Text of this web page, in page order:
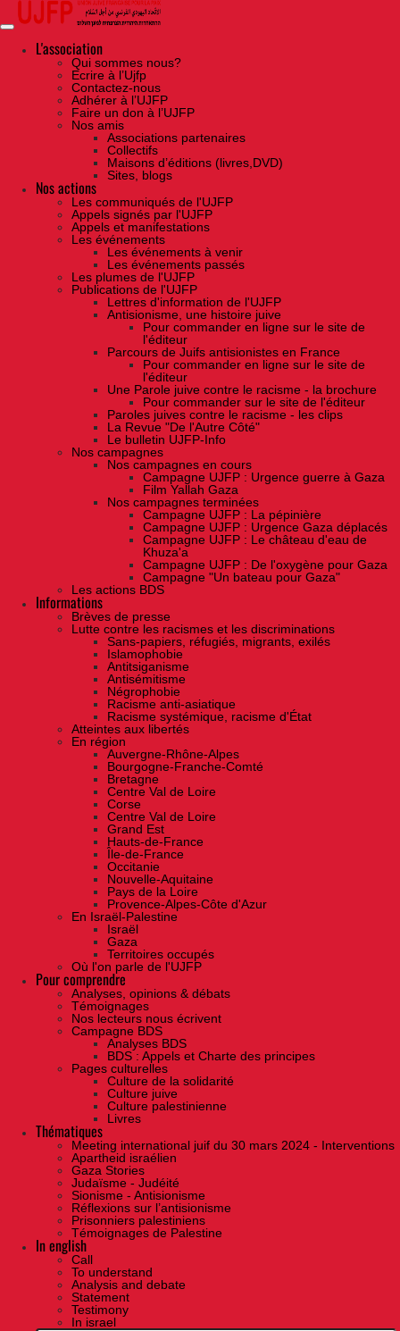
Skip
the
contentL'association
Qui sommes nous?
Ecrire à l’Ujfp
Contactez-nous
Adhérer à l’UJFP
Faire un don à l’UJFP
Nos amis
Associations partenaires
Collectifs
Maisons d’éditions (livres,DVD)
Sites, blogs
Nos actions
Les communiqués de l'UJFP
Appels signés par l'UJFP
Appels et manifestations
Les événements
Les événements à venir
Les événements passés
Les plumes de l'UJFP
Publications de l'UJFP
Lettres d'information de l'UJFP
Antisionisme, une histoire juive
Pour commander en ligne sur le site de
l'éditeur
Parcours de Juifs antisionistes en France
Pour commander en ligne sur le site de
l'éditeur
Une Parole juive contre le racisme - la brochure
Pour commander sur le site de l'éditeur
Paroles juives contre le racisme - les clips
La Revue "De l'Autre Côté"
Le bulletin UJFP-Info
Nos campagnes
Nos campagnes en cours
Campagne UJFP : Urgence guerre à Gaza
Film Yallah Gaza
Nos campagnes terminées
Campagne UJFP : La pépinière
Campagne UJFP : Urgence Gaza déplacés
Campagne UJFP : Le château d'eau de
Khuza'a
Campagne UJFP : De l'oxygène pour Gaza
Campagne "Un bateau pour Gaza"
Les actions BDS
Informations
Brèves de presse
Lutte contre les racismes et les discriminations
Sans-papiers, réfugiés, migrants, exilés
Islamophobie
Antitsiganisme
Antisémitisme
Négrophobie
Racisme anti-asiatique
Racisme systémique, racisme d'État
Atteintes aux libertés
En région
Auvergne-Rhône-Alpes
Bourgogne-Franche-Comté
Bretagne
Centre Val de Loire
Corse
Centre Val de Loire
Grand Est
Hauts-de-France
Île-de-France
Occitanie
Nouvelle-Aquitaine
Pays de la Loire
Provence-Alpes-Côte d'Azur
En Israël-Palestine
Israël
Gaza
Territoires occupés
Où l'on parle de l'UJFP
Pour comprendre
Analyses, opinions & débats
Témoignages
Nos lecteurs nous écrivent
Campagne BDS
Analyses BDS
BDS : Appels et Charte des principes
Pages culturelles
Culture de la solidarité
Culture juive
Culture palestinienne
Livres
Thématiques
Meeting international juif du 30 mars 2024 - Interventions
Apartheid israélien
Gaza Stories
Judaïsme - Judéité
Sionisme - Antisionisme
Réflexions sur l’antisionisme
Prisonniers palestiniens
Témoignages de Palestine
In english
Call
To understand
Analysis and debate
Statement
Testimony
In israel